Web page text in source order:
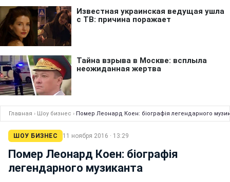
Главная › Шоу бизнес › Помер Леонард Коен: біографія легендарного
ШОУ БИЗНЕС 11 ноября 2016 · 13:29
Помер Леонард Коен: біографія
легендарного музиканта